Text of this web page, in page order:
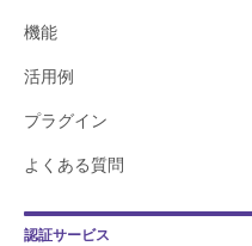
機能
活用例
プラグイン
よくある質問
認証サービス